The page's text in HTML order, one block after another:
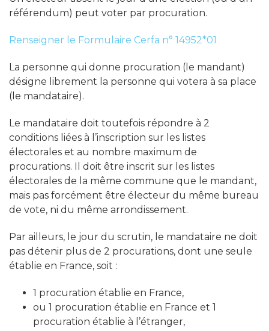
référendum) peut voter par procuration.
Renseigner le Formulaire Cerfa n° 14952*01
La personne qui donne procuration (le mandant)
désigne librement la personne qui votera à sa place
(le mandataire).
Le mandataire doit toutefois répondre à 2
conditions liées à l’inscription sur les listes
électorales et au nombre maximum de
procurations. Il doit être inscrit sur les listes
électorales de la même commune que le mandant,
mais pas forcément être électeur du même bureau
de vote, ni du même arrondissement.
Par ailleurs, le jour du scrutin, le mandataire ne doit
pas détenir plus de 2 procurations, dont une seule
établie en France, soit :
1 procuration établie en France,
ou 1 procuration établie en France et 1
procuration établie à l’étranger,